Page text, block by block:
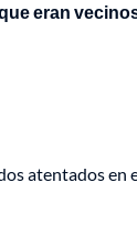
eran
atentados en